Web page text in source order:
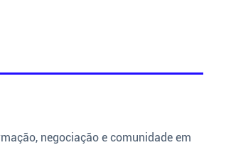
negociação e comunidade em